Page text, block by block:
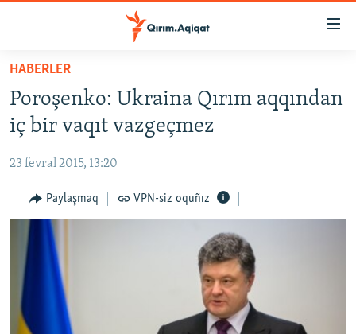
Esas
qaytmaq
Baş
navigatsiyağa
qaytmaq
qaytmaq
SİYASET
İQTİSADİYAT
CEMİYET
MEDENİYET
İNSAN AQLARI
VİDEO
SÜRET
BLOGLAR
HABERLER
Poroşenko: Ukraina Qırım aqqından
iç bir vaqıt vazgeçmez
23 fevral 2015, 13:20
Paylaşmaq VPN-siz oquñız